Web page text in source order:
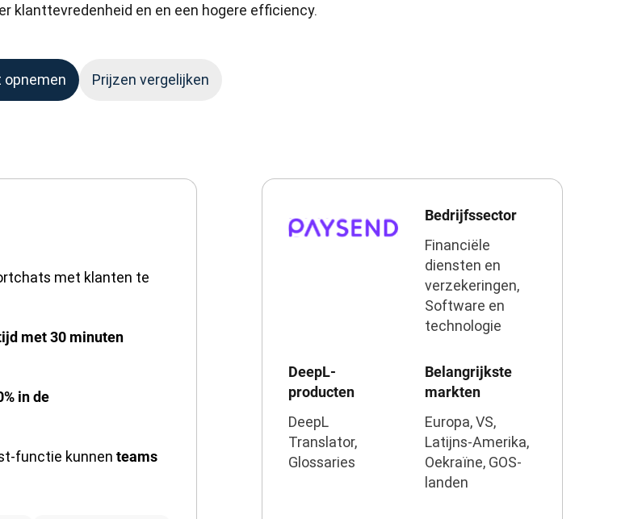
klanttevredenheid en en een hogere efficiency.
Prijzen vergelijken
met klanten te
met 30 minuten
in de
functie kunnen teams
Bedrijfssector
Financiële
diensten en
verzekeringen,
Software en
technologie
DeepL-
producten
DeepL
Translator,
Glossaries
Belangrijkste
markten
Europa, VS,
Latijns-Amerika,
Oekraïne, GOS-
landen